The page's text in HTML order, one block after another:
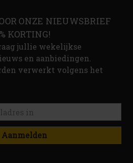
ONZE NIEUWSBRIEF
KORTING!
jullie wekelijkse
en aanbiedingen.
verwerkt volgens het
Aanmelden